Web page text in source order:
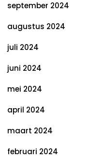
september 2024
augustus 2024
juli 2024
juni 2024
mei 2024
april 2024
maart 2024
februari 2024